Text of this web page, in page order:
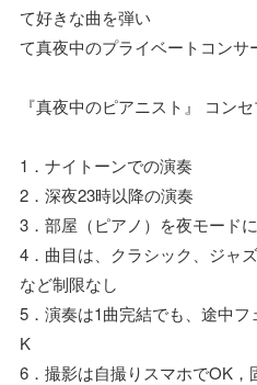
て好きな曲を弾い
て真夜中のプライベートコン
『真夜中のピアニスト』 コン
1．ナイトーンでの演奏
2．深夜23時以降の演奏
3．部屋（ピアノ）を夜モード
4．曲目は、クラシック、ジャ
など制限なし
5．演奏は1曲完結でも、途中
K
6．撮影は自撮りスマホでOK，